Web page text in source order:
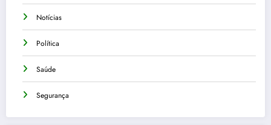
Notícias
Política
Saúde
Segurança